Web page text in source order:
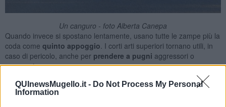
QUInewsMugello.it - Do Not Process My Personal
Information
Un canguro - foto Alberta Canepa
Quando invece si spostano lentamente, usano tutte le zampe più la
coda come quinto appoggio. I corti arti superiori tornano utili, in
caso di pericolo, anche perprendere a pugni aggressori o
avversari.